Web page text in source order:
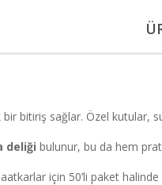
bitiriş sağlar. Özel kutular,
deliği bulunur, bu da hem
için 50’li paket halinde